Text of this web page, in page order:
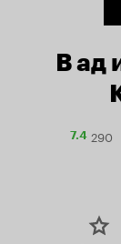
В ад
7.4 290